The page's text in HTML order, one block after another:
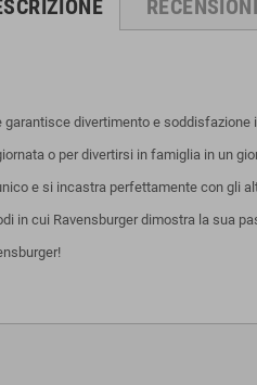
divertimento e soddisfazione
o per divertirsi in famiglia in un
e si incastra perfettamente con gli
in cui Ravensburger dimostra la sua